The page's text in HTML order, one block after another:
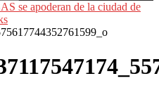
se apoderan de la ciudad de